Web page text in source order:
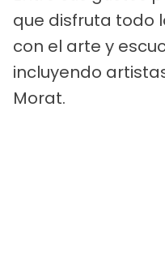
que disfruta todo
con el arte y
incluyendo
Morat.